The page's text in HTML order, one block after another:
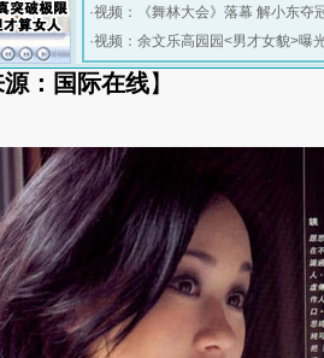
·视频：《舞林大会》落幕 解小东夺
·视频：余文乐高园园<男才女貌>曝
源：国际在线】